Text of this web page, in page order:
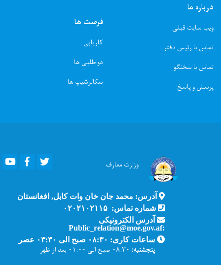
درباره ما
ویب سایت قبلی
تماس با رئیس دفتر
تماس با سخنگو
پرسش و پاسخ
فرصت ها
کاریابی
دواطلبی ها
سکالرشیپ ها
وزارت معارف Youtube Facebook
آدرس: محمد جان خان وات کابل, افغانستان
شماره تماس: ۰۲۰۲۱۰۲۱۱۵
آدرس الکترونیکی
:Public_relation@moe.gov.af
ساعات کاری: ۰۸:۳۰ صبح الی ۰۳:۳۰ عصر
پنجشنبه: